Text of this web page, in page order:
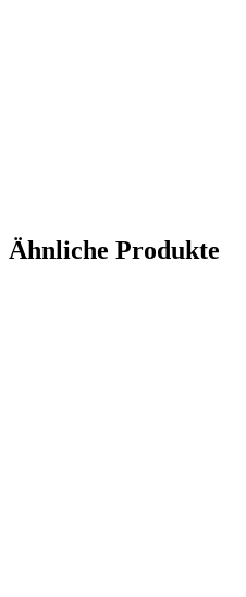
Ähnliche Produkte